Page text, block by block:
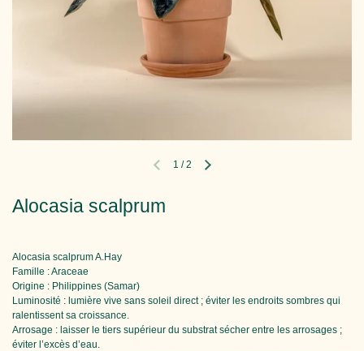
Diapositive précédente
Diapositive suivante
1 /2
Alocasia scalprum
Alocasia scalprum A.Hay
Famille : Araceae
Origine : Philippines (Samar)
Luminosité : lumière vive sans soleil direct ; éviter les endroits sombres qui
ralentissent sa croissance.
Arrosage : laisser le tiers supérieur du substrat sécher entre les arrosages ;
éviter l’excès d’eau.